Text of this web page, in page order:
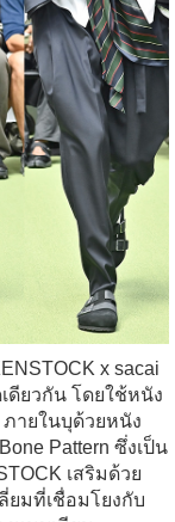
x sacai
ดียวกัน โดยใช้หนัง
ายในบุด้วยหนัง
Pattern ซึ่งเป็น
เสริมด้วย
ยมที่เชื่อมโยงกับ